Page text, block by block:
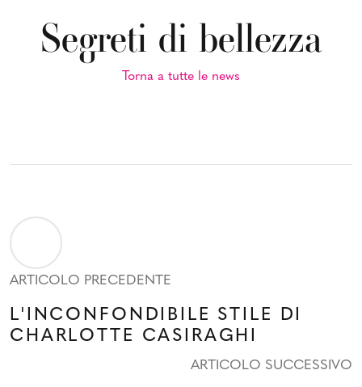
Segreti di bellezza
Torna a tutte le news
ARTICOLO PRECEDENTE
L'INCONFONDIBILE STILE DI
CHARLOTTE CASIRAGHI
ARTICOLO SUCCESSIVO